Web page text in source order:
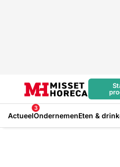
Actueel
3
OndernemenEten &